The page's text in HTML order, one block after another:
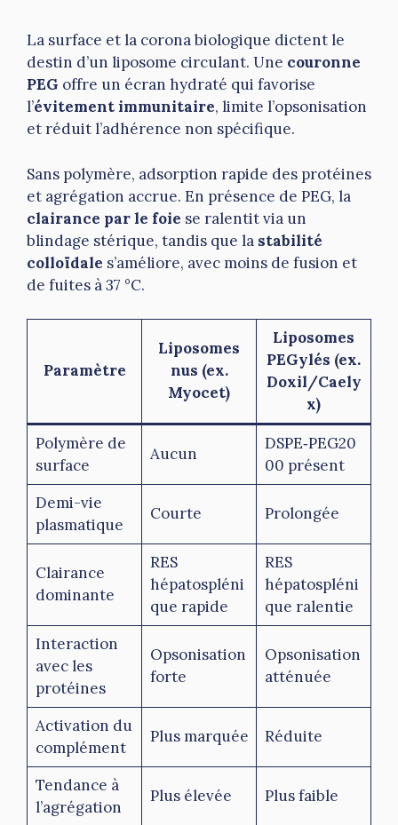
La surface et la corona biologique dictent le
destin d’un liposome circulant. Une couronne
PEG offre un écran hydraté qui favorise
l’évitement immunitaire, limite l’opsonisation
et réduit l’adhérence non spécifique.
Sans polymère, adsorption rapide des protéines
et agrégation accrue. En présence de PEG, la
clairance par le foie se ralentit via un
blindage stérique, tandis que la stabilité
colloïdale s’améliore, avec moins de fusion et
de fuites à 37 °C.
Paramètre
Liposomes
nus (ex.
Myocet)
Liposomes
PEGylés (ex.
Doxil/Caely
x)
Polymère de
surface
Aucun
DSPE‑PEG20
00 présent
Demi-vie
plasmatique
Courte Prolongée
Clairance
dominante
RES
hépatospléni
que rapide
RES
hépatospléni
que ralentie
Interaction
avec les
protéines
Opsonisation
forte
Opsonisation
atténuée
Activation du
complément
Plus marquée Réduite
Tendance à
l’agrégation
Plus élevée Plus faible